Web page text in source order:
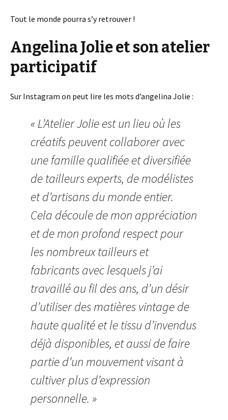
Tout le monde pourra s’y retrouver !
Angelina Jolie et son atelier
participatif
Sur Instagram on peut lire les mots d’angelina Jolie :
« L’Atelier Jolie est un lieu où les
créatifs peuvent collaborer avec
une famille qualifiée et diversifiée
de tailleurs experts, de modélistes
et d’artisans du monde entier.
Cela découle de mon appréciation
et de mon profond respect pour
les nombreux tailleurs et
fabricants avec lesquels j’ai
travaillé au fil des ans, d’un désir
d’utiliser des matières vintage de
haute qualité et le tissu d’invendus
déjà disponibles, et aussi de faire
partie d’un mouvement visant à
cultiver plus d’expression
personnelle. »